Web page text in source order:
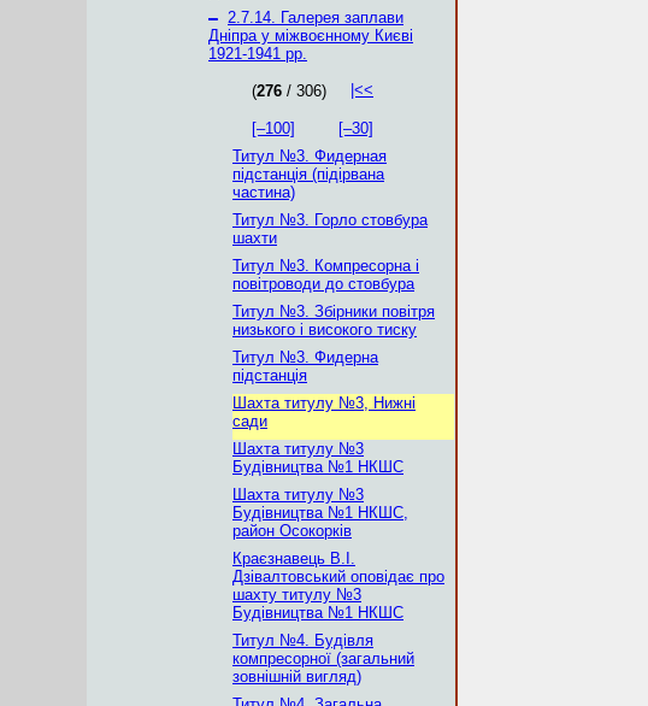
– 2.7.14. Галерея заплави
Дніпра у міжвоєнному Києві
1921-1941 рр.
(276 / 306) |<<
[–100]
[–30]
Титул №3. Фидерная
підстанція (підірвана
частина)
Титул №3. Горло стовбура
шахти
Титул №3. Компресорна і
повітроводи до стовбура
Титул №3. Збірники повітря
низького і високого тиску
Титул №3. Фидерна
підстанція
Шахта титулу №3, Нижні
сади
Шахта титулу №3
Будівництва №1 НКШС
Шахта титулу №3
Будівництва №1 НКШС,
район Осокорків
Краєзнавець В.І.
Дзівалтовський оповідає про
шахту титулу №3
Будівництва №1 НКШС
Титул №4. Будівля
компресорної (загальний
зовнішній вигляд)